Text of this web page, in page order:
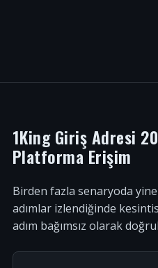
1King Giriş Adresi
Platforma Erişim
Birden fazla senaryoda
adımlar izlendiğinde
adım bağımsız olarak